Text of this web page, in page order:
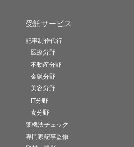
受託サービス
記事制作代行
医療分野
不動産分野
金融分野
美容分野
IT分野
食分野
薬機法チェック
専門家記事監修